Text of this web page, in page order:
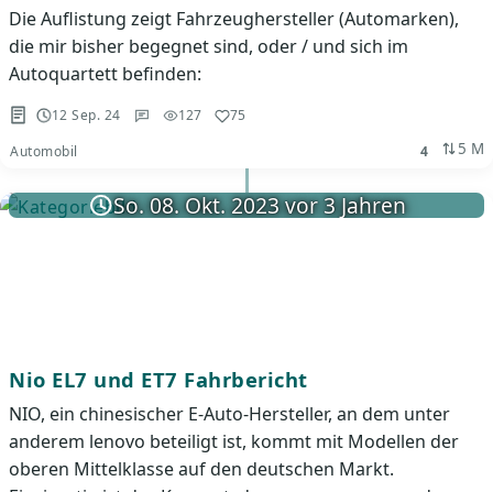
Die Auflistung zeigt Fahrzeughersteller (Automarken),
die mir bisher begegnet sind, oder / und sich im
Autoquartett befinden:
12 Sep. 24 127
75
Automobil
4 5 M
So. 08. Okt. 2023 vor 3 Jahren
Nio EL7 und ET7 Fahrbericht
NIO, ein chinesischer E-Auto-Hersteller, an dem unter
anderem lenovo beteiligt ist, kommt mit Modellen der
oberen Mittelklasse auf den deutschen Markt.